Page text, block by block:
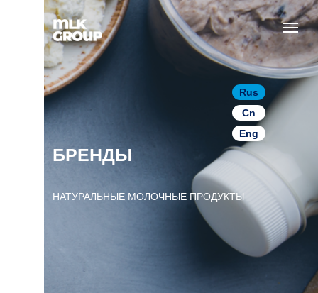
БРЕНДЫ
НАТУРАЛЬНЫЕ МОЛОЧНЫЕ ПРОДУКТЫ
Cn
Eng
Rus